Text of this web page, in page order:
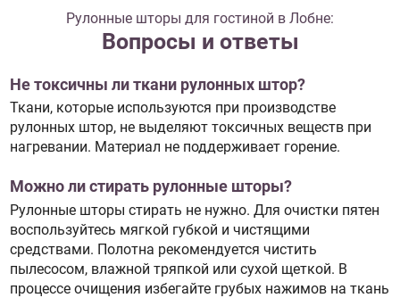
Рулонные шторы для гостиной в Лобне:
Вопросы и ответы
Не токсичны ли ткани рулонных штор?
Ткани, которые используются при производстве
рулонных штор, не выделяют токсичных веществ при
нагревании. Материал не поддерживает горение.
Можно ли стирать рулонные шторы?
Рулонные шторы стирать не нужно. Для очистки пятен
воспользуйтесь мягкой губкой и чистящими
средствами. Полотна рекомендуется чистить
пылесосом, влажной тряпкой или сухой щеткой. В
процессе очищения избегайте грубых нажимов на ткань